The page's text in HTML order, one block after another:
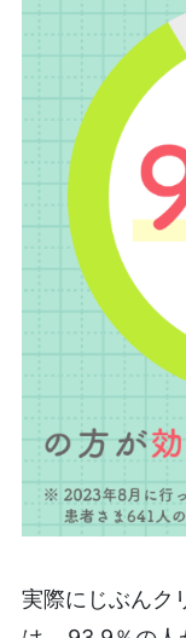
実際にじぶんク